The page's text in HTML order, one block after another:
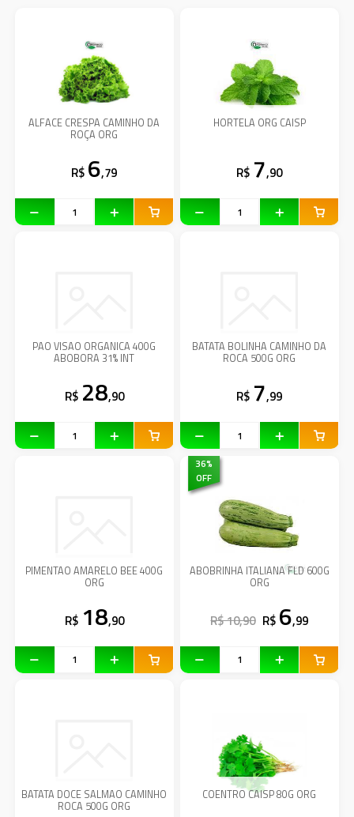
ALFACE CRESPA CAMINHO DA
ROÇA ORG
R$ 6,79
HORTELA ORG CAISP
R$ 7,90
PAO VISAO ORGANICA 400G
ABOBORA 31% INT
R$ 28,90
BATATA BOLINHA CAMINHO DA
ROCA 500G ORG
R$ 7,99
PIMENTAO AMARELO BEE 400G
ORG
R$ 18,90
36%
OFF
ABOBRINHA ITALIANA FLD 600G
ORG
R$ 10,90 R$ 6,99
BATATA DOCE SALMAO CAMINHO
ROCA 500G ORG
COENTRO CAISP 80G ORG